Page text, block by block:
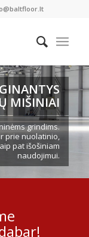
MIŠINIAI
grindims.
prie nuolatinio,
pat išošiniam
naudojimui.